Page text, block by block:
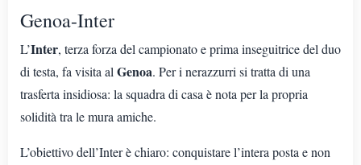
Genoa-Inter
L’Inter, terza forza del campionato e prima inseguitrice del duo
di testa, fa visita al Genoa. Per i nerazzurri si tratta di una
trasferta insidiosa: la squadra di casa è nota per la propria
solidità tra le mura amiche.
L’obiettivo dell’Inter è chiaro: conquistare l’intera posta e non